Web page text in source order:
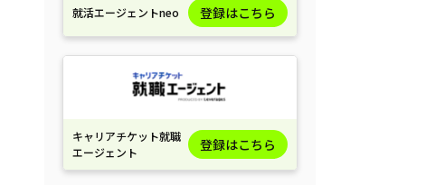
就活エージェントneo 登録はこちら
キャリアチケット就職
エージェント
登録はこちら